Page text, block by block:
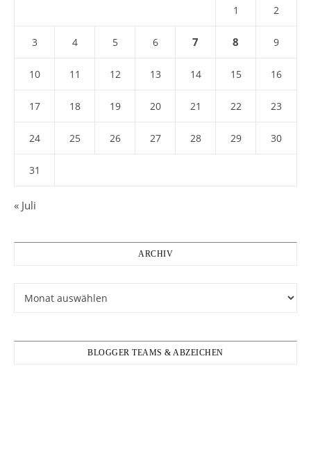
1 2
3 4 5 6 7 8 9
10 11 12 13 14 15 16
17 18 19 20 21 22 23
24 25 26 27 28 29 30
31
« Juli
ARCHIV
BLOGGER TEAMS & ABZEICHEN